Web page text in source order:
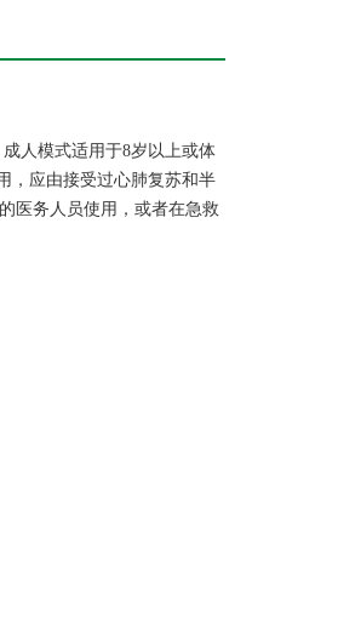
人模式适用于8岁以上或体
，应由接受过心肺复苏和半
医务人员使用，或者在急救